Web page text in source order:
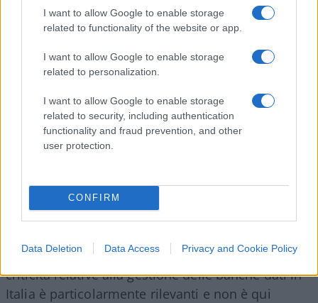
I want to allow Google to enable storage
related to functionality of the website or app.
I want to allow Google to enable storage
related to personalization.
I want to allow Google to enable storage
related to security, including authentication
functionality and fraud prevention, and other
user protection.
CONFIRM
Data Deletion Data Access Privacy and Cookie Policy
di persone fisiche e giuridiche, mostrandone
Il problema però è che buona parte di questi
debiti sono ormai diventati molto difficili da
recuperare e, in alcuni casi, farlo è addirittura
non risponde con efficienza alle esigenze di
riscossione portando al risultato di essere più
non per considerare la situazione attuale. Le
criticità relative alla gestione delle banche dati in
Italia è particolarmente rilevanti e non è qui